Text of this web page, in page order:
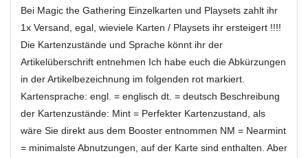
Bei Magic the Gathering Einzelkarten und Playsets zahlt ihr
1x Versand, egal, wieviele Karten / Playsets ihr ersteigert !!!!
Die Kartenzustände und Sprache könnt ihr der
Artikelüberschrift entnehmen Ich habe euch die Abkürzungen
in der Artikelbezeichnung im folgenden rot markiert.
Kartensprache: engl. = englisch dt. = deutsch Beschreibung
der Kartenzustände: Mint = Perfekter Kartenzustand, als
wäre Sie direkt aus dem Booster entnommen NM = Nearmint
= minimalste Abnutzungen, auf der Karte sind enthalten. Aber